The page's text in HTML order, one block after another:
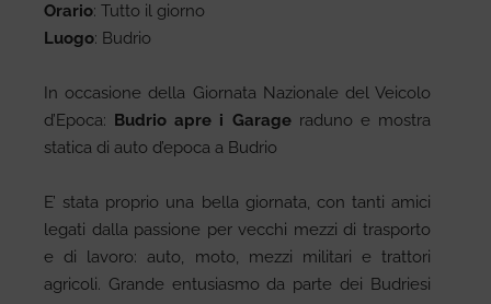
Orario: Tutto il giorno
Luogo: Budrio
In occasione della Giornata Nazionale del Veicolo
d’Epoca: Budrio apre i Garageraduno e mostra
statica di auto d’epoca a Budrio
E’ stata proprio una bella giornata, con tanti amici
legati dalla passione per vecchi mezzi di trasporto
e di lavoro: auto, moto, mezzi militari e trattori
agricoli. Grande entusiasmo da parte dei Budriesi